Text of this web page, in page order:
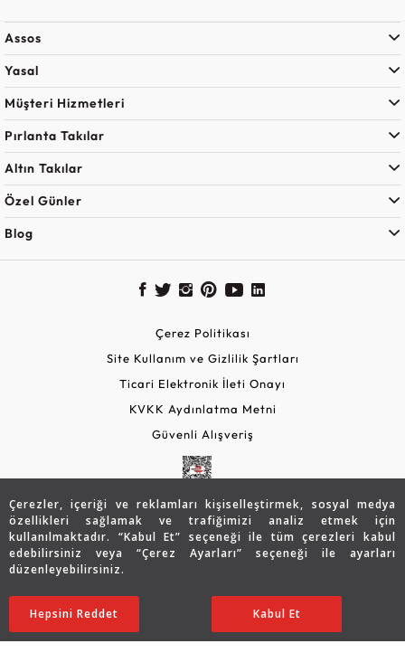
Çerezler, içeriği ve reklamları kişiselleştirmek, sosyal medya
özellikleri sağlamak ve trafiğimizi analiz etmek için
kullanılmaktadır. “Kabul Et” seçeneği ile tüm çerezleri kabul
edebilirsiniz veya “Çerez Ayarları” seçeneği ile ayarları
düzenleyebilirsiniz.
Ayarları Düzenle
Hepsini Reddet Kabul Et
50.821 TL
35.588TL SATIN ALIN
Assos
Yasal
Müşteri Hizmetleri
Pırlanta Takılar
Altın Takılar
Özel Günler
Blog
Çerez Politikası
Site Kullanım ve Gizlilik Şartları
Ticari Elektronik İleti Onayı
KVKK Aydınlatma Metni
Güvenli Alışveriş
Copyright © 2026 Assos Pırlanta - Bu sitenin tüm hakları